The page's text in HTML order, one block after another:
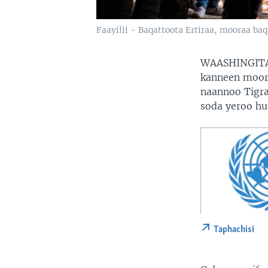
Faayilii - Baqattoota Ertiraa, mooraa
kanneen
naannoo
soda yeroo
Taphachisi